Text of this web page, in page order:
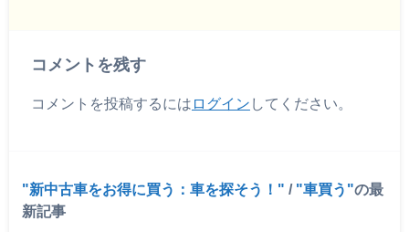
コメントを残す
コメントを投稿するには ログイン してください。
新中古車をお得に買う：車を探そう！ / 車買う
の最
新記事